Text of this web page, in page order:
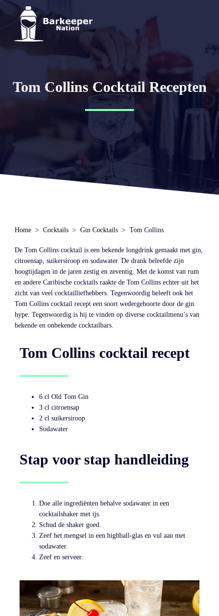
Tom Collins Cocktail Recepten
Home Cocktails Gin Cocktails Tom Collins
De Tom Collins cocktail is een bekende longdrink gemaakt met gin,
citroensap, suikersiroop en sodawater. De drank beleefde zijn
hoogtijdagen in de jaren zestig en zeventig. Met de komst van rum
en andere Caribische cocktails raakte de Tom Collins echter uit het
zicht van veel cocktailliefhebbers. Tegenwoordig beleeft ook het
Tom Collins cocktail recept een soort wedergeboorte door de gin
hype. Tegenwoordig is hij te vinden op diverse cocktailmenu’s van
bekende en onbekende cocktailbars.
Tom Collins cocktail recept
6 cl Old Tom Gin
3 cl citroensap
2 cl suikersiroop
Sodawater
Stap voor stap handleiding
Doe alle ingrediënten behalve sodawater in een
cocktailshaker met ijs.
Schud de shaker goed.
Zeef het mengsel in een highball-glas en vul aan met
sodawater.
Zeef en serveer.